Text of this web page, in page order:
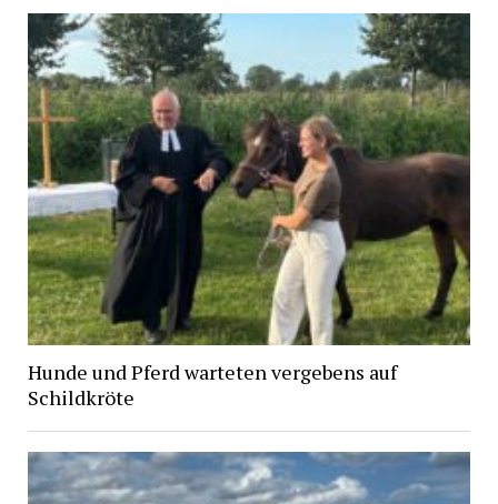
Hunde und Pferd warteten vergebens auf
Schildkröte